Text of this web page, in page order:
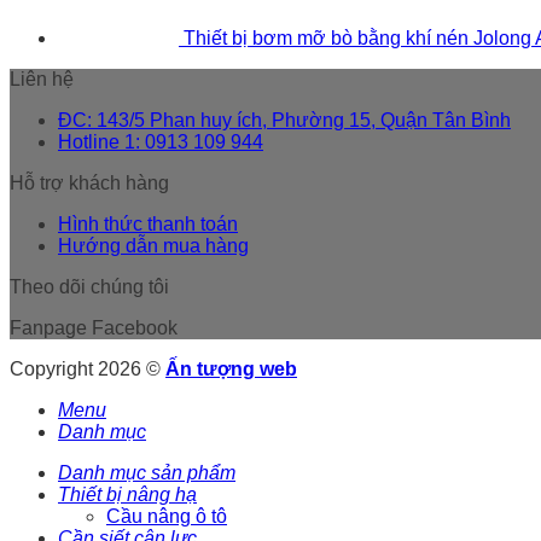
Thiết bị bơm mỡ bò bằng khí nén Jolong
Liên hệ
ĐC: 143/5 Phan huy ích, Phường 15, Quận Tân Bình
Hotline 1: 0913 109 944
Hỗ trợ khách hàng
Hình thức thanh toán
Hướng dẫn mua hàng
Theo dõi chúng tôi
Fanpage Facebook
Copyright 2026 © Ấn tượng web
Menu
Danh mục
Danh mục sản phẩm
Thiết bị nâng hạ
Cầu nâng ô tô